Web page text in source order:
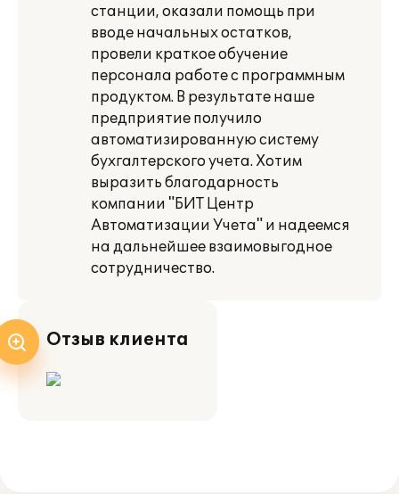
станции, оказали помощь при
вводе начальных остатков,
провели краткое обучение
персонала работе с программным
продуктом. В результате наше
предприятие получило
автоматизированную систему
бухгалтерского учета. Хотим
выразить благодарность
компании "БИТ Центр
Автоматизации Учета" и надеемся
на дальнейшее взаимовыгодное
сотрудничество.
Отзыв клиента